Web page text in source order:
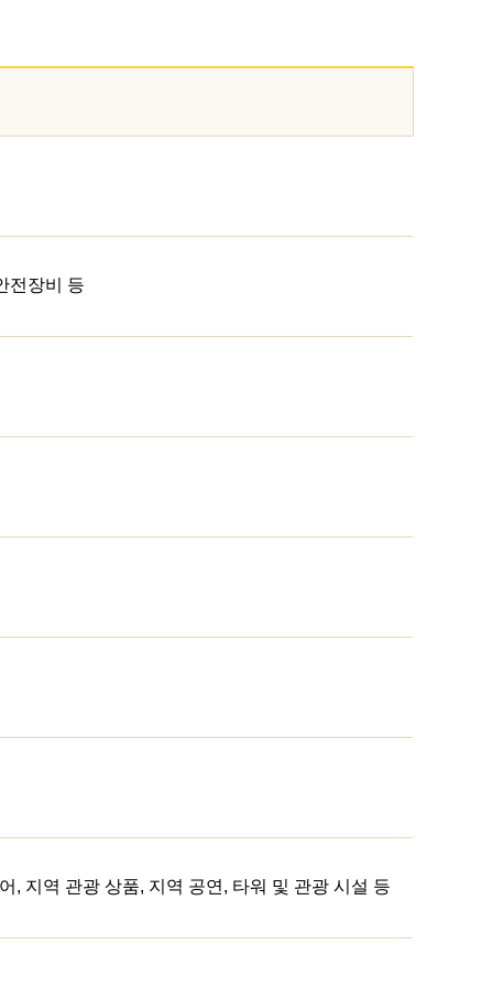
전장비 등
, 지역 관광 상품, 지역 공연, 타워 및 관광 시설 등